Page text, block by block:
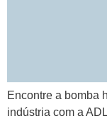
Encontre a bomba
indústria com a